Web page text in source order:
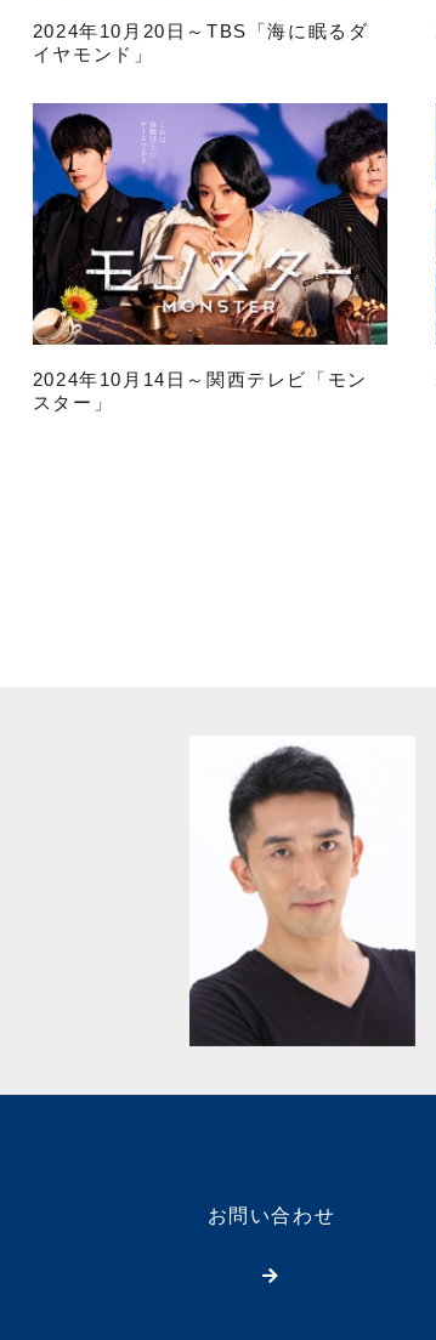
2024年10月20日～TBS「海に眠るダ
イヤモンド」
2024年10月14日～関西テレビ「モン
スター」
お問い合わせ